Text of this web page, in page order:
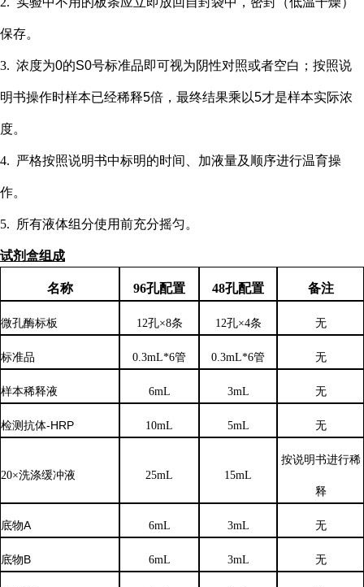
保存。
3. 浓度为0的S0号标准品即可视为阴性对照或者空白；按照说
明书操作时样本已经稀释5倍，最终结果乘以5才是样本实际浓
度。
4. 严格按照说明书中标明的时间、加液量及顺序进行温育操
作。
5. 所有液体组分使用前充分摇匀。
试剂盒组成
名称 96孔配置 48孔配置 备注
微孔酶标板 12孔×8条 12孔×4条 无
标准品 0.3mL*6管 0.3mL*6管 无
样本稀释液 6mL 3mL 无
检测抗体-HRP 10mL 5mL 无
20×洗涤缓冲液 25mL 15mL
按说明书进行稀
释
底物A 6mL 3mL 无
底物B 6mL 3mL 无